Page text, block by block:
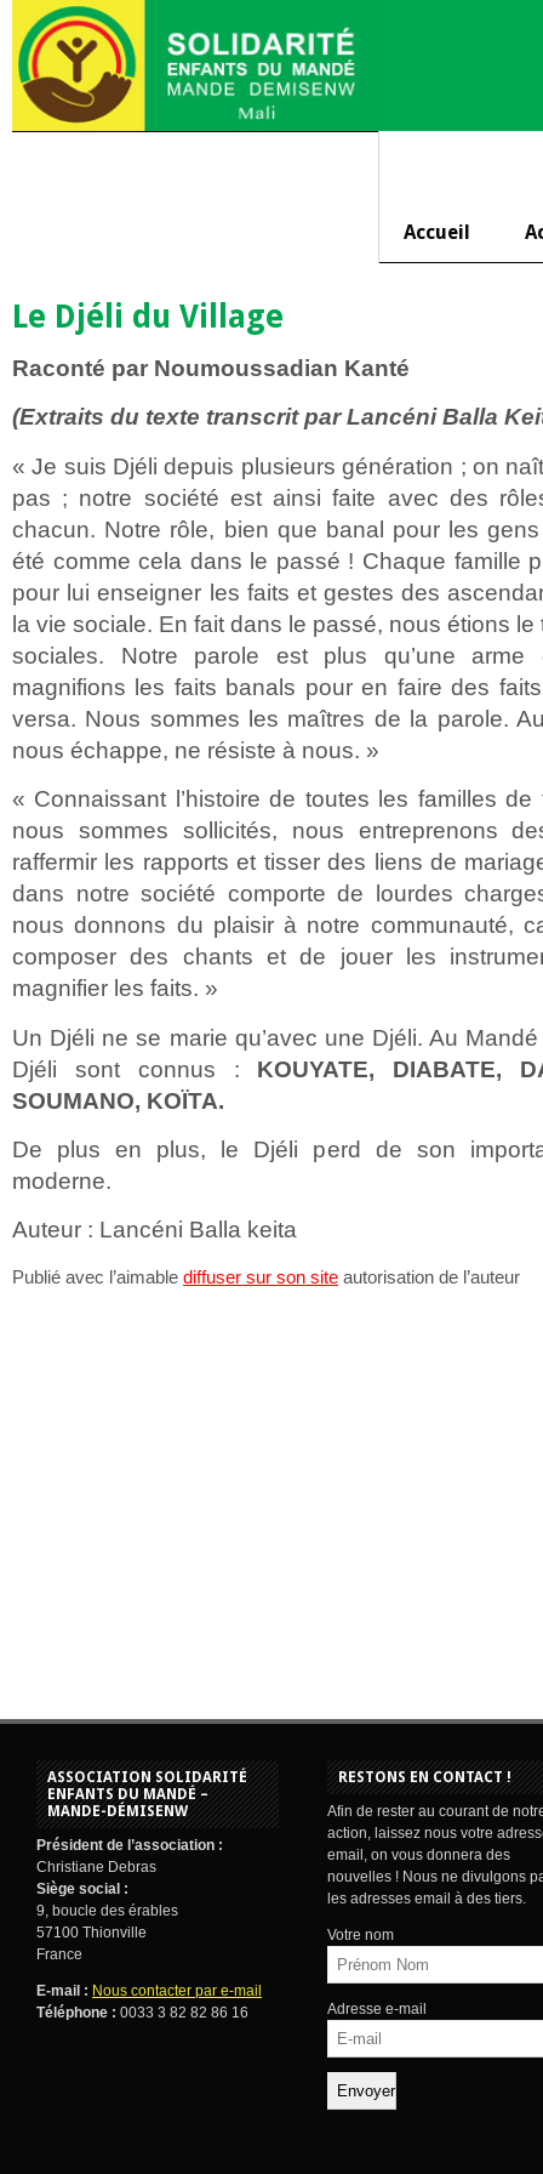
Accueil
Le Djéli du Village
Raconté par Noumoussadian Kanté
(Extraits du texte transcrit par Lancéni Balla
« Je suis Djéli depuis plusieurs génération ; on
pas ; notre société est ainsi faite avec des
chacun. Notre rôle, bien que banal pour les gens
été comme cela dans le passé ! Chaque famille
pour lui enseigner les faits et gestes des
la vie sociale. En fait dans le passé, nous étions
sociales. Notre parole est plus qu’une
magnifions les faits banals pour en faire des
versa. Nous sommes les maîtres de la parole.
nous échappe, ne résiste à nous. »
« Connaissant l’histoire de toutes les familles
nous sommes sollicités, nous entreprenons
raffermir les rapports et tisser des liens de
dans notre société comporte de lourdes
nous donnons du plaisir à notre communauté,
composer des chants et de jouer les
magnifier les faits. »
Un Djéli ne se marie qu’avec une Djéli. Au
Djéli sont connus : KOUYATE, DIABATE,
SOUMANO, KOÏTA.
De plus en plus, le Djéli perd de son
moderne.
Auteur : Lancéni Balla keita
Publié avec l’aimable diffuser sur son site autorisation de l’auteur
ASSOCIATION SOLIDARITÉ
ENFANTS DU MANDÉ –
MANDE-DÉMISENW
Président de l’association :
Christiane Debras
Siège social :
9, boucle des érables
57100 Thionville
France
E-mail : Nous contacter par e-mail
Téléphone : 0033 3 82 82 86 16
RESTONS EN CONTACT !
Afin de rester au courant de
action, laissez nous votre
email, on vous donnera des
nouvelles ! Nous ne divulgons
les adresses email à des tiers.
Votre nom
Adresse e-mail